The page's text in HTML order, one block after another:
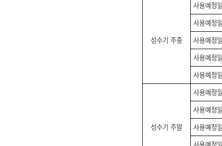
성수기 주중
사용예정
사용예정
사용예정
사용예정
사용예정
성수기 주말
사용예정
사용예정
사용예정